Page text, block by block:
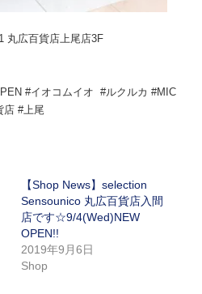
丸広百貨店上尾店3F
#イオコムイオ #ルクルカ #MIC
店 #上尾
【Shop News】selection
Sensounico 丸広百貨店入間
店です☆9/4(Wed)NEW
OPEN!!
2019年9月6日
Shop